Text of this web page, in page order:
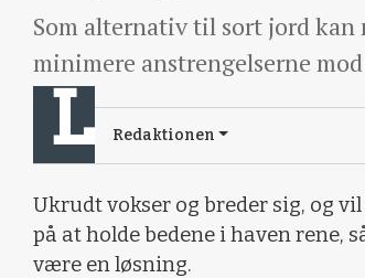
Som alternativ til sort jord
minimere anstrengelserne
Redaktionen
Ukrudt vokser og breder sig, og
på at holde bedene i haven
være en løsning.